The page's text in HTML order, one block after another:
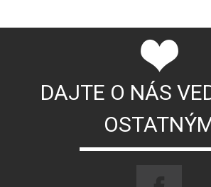
DAJTE O NÁS